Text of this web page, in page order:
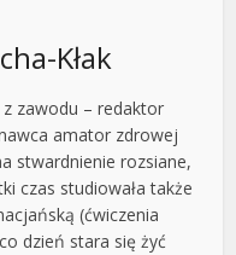
Kłak
zawodu – redaktor
amator zdrowej
stwardnienie rozsiane,
czas studiowała także
(ćwiczenia
dzień stara się żyć